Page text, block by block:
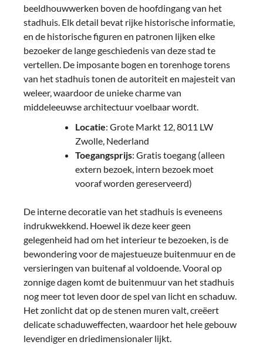
beeldhouwwerken boven de hoofdingang van het
stadhuis. Elk detail bevat rijke historische informatie,
en de historische figuren en patronen lijken elke
bezoeker de lange geschiedenis van deze stad te
vertellen. De imposante bogen en torenhoge torens
van het stadhuis tonen de autoriteit en majesteit van
weleer, waardoor de unieke charme van
middeleeuwse architectuur voelbaar wordt.
Locatie: Grote Markt 12, 8011 LW
Zwolle, Nederland
Toegangsprijs: Gratis toegang (alleen
extern bezoek, intern bezoek moet
vooraf worden gereserveerd)
De interne decoratie van het stadhuis is eveneens
indrukwekkend. Hoewel ik deze keer geen
gelegenheid had om het interieur te bezoeken, is de
bewondering voor de majestueuze buitenmuur en de
versieringen van buitenaf al voldoende. Vooral op
zonnige dagen komt de buitenmuur van het stadhuis
nog meer tot leven door de spel van licht en schaduw.
Het zonlicht dat op de stenen muren valt, creëert
delicate schaduweffecten, waardoor het hele gebouw
levendiger en driedimensionaler lijkt.